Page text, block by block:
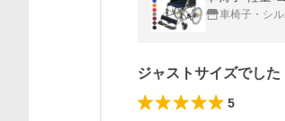
車椅子・シ
ジャストサイズでした
5